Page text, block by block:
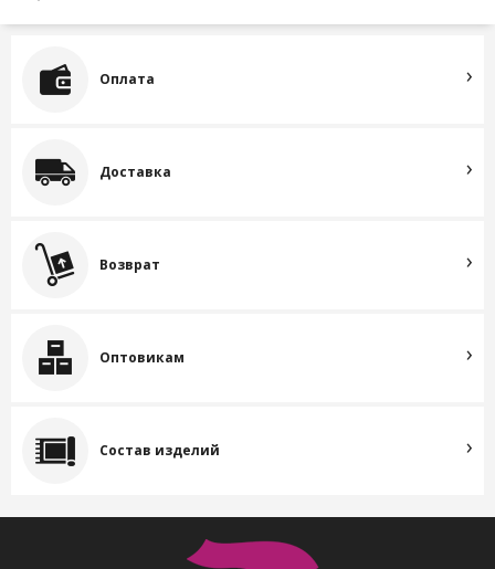
Оплата
Доставка
Возврат
Оптовикам
Состав изделий